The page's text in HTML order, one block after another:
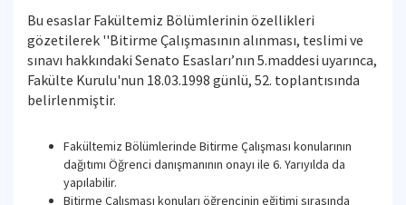
Bu esaslar Fakültemiz Bölümlerinin özellikleri
gözetilerek ''Bitirme Çalışmasının alınması, teslimi ve
sınavı hakkındaki Senato Esasları’nın 5.maddesi uyarınca,
Fakülte Kurulu'nun 18.03.1998 günlü, 52. toplantısında
belirlenmiştir.
Fakültemiz Bölümlerinde Bitirme Çalışması konularının
dağıtımı Öğrenci danışmanının onayı ile 6. Yarıyılda da
yapılabilir.
Bitirme Çalışması konuları öğrencinin eğitimi sırasında